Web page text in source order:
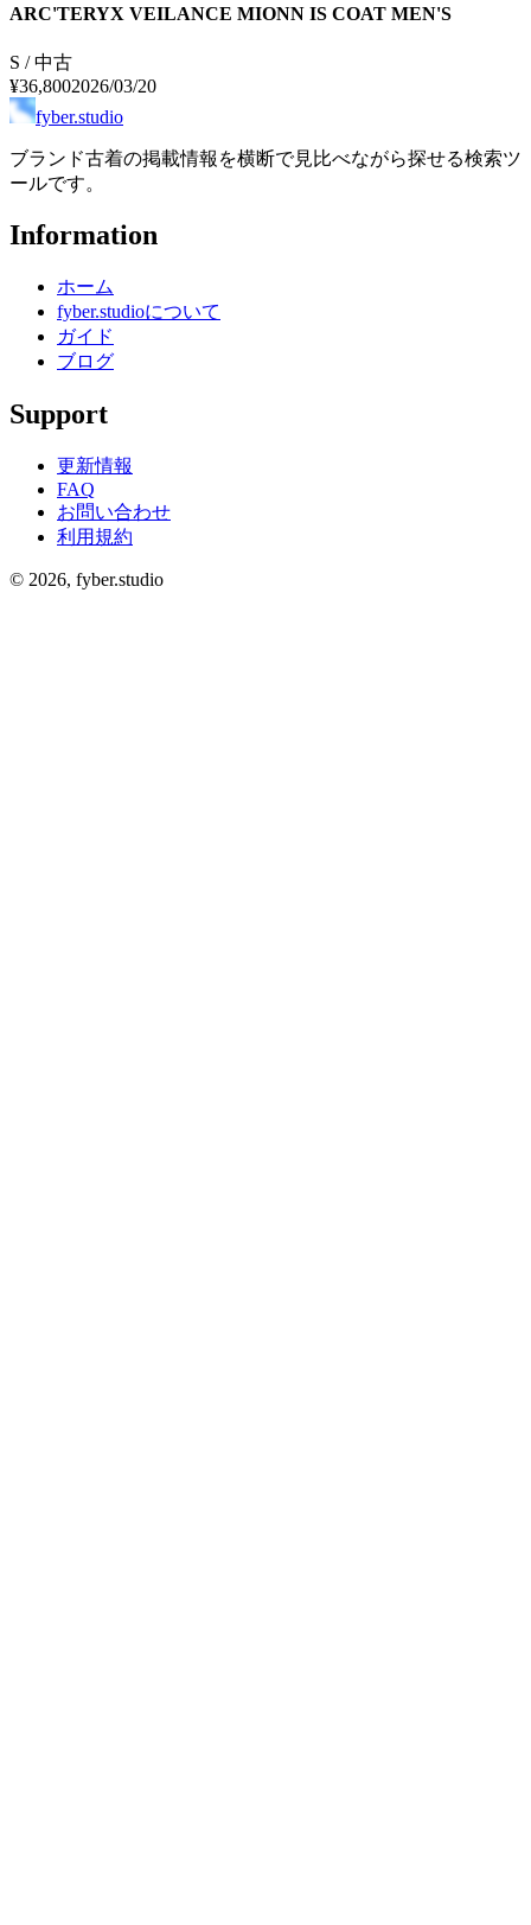
ARC'TERYX VEILANCE MIONN IS COAT MEN'S
S / 中古
¥36,8002026/03/20
fyber.studio
ブランド古着の掲載情報を横断で見比べながら探せる検索ツ
ールです。
Information
ホーム
fyber.studioについて
ガイド
ブログ
Support
更新情報
FAQ
お問い合わせ
利用規約
© 2026, fyber.studio